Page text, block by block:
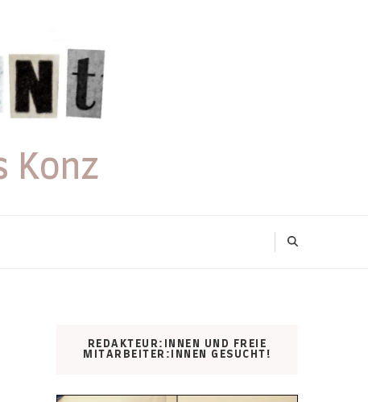
Konz
REDAKTEUR:INNEN UND FREIE
MITARBEITER:INNEN GESUCHT!